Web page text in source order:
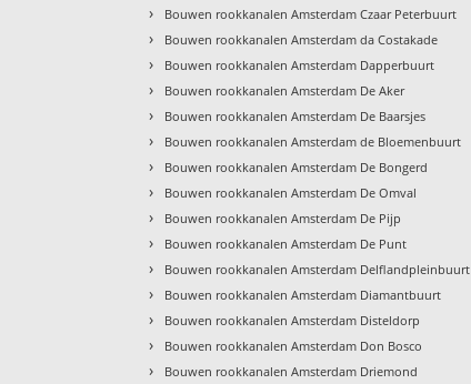
› Bouwen rookkanalen Amsterdam Czaar Peterbuurt
› Bouwen rookkanalen Amsterdam da Costakade
› Bouwen rookkanalen Amsterdam Dapperbuurt
› Bouwen rookkanalen Amsterdam De Aker
› Bouwen rookkanalen Amsterdam De Baarsjes
› Bouwen rookkanalen Amsterdam de Bloemenbuurt
› Bouwen rookkanalen Amsterdam De Bongerd
› Bouwen rookkanalen Amsterdam De Omval
› Bouwen rookkanalen Amsterdam De Pijp
› Bouwen rookkanalen Amsterdam De Punt
› Bouwen rookkanalen Amsterdam Delflandpleinbuurt
› Bouwen rookkanalen Amsterdam Diamantbuurt
› Bouwen rookkanalen Amsterdam Disteldorp
› Bouwen rookkanalen Amsterdam Don Bosco
› Bouwen rookkanalen Amsterdam Driemond